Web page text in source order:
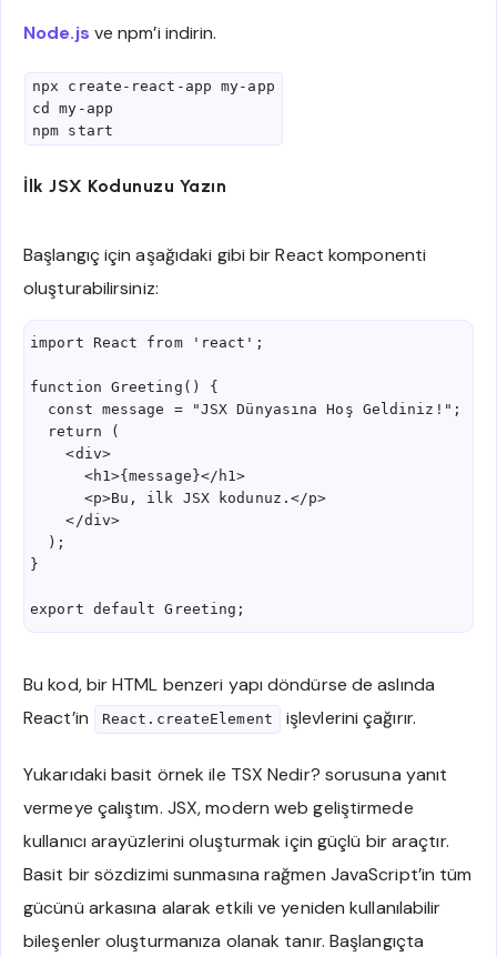
Node.js ve npm’i indirin.
npx create-react-app my-app
cd my-app
npm start
İlk JSX Kodunuzu Yazın
Başlangıç için aşağıdaki gibi bir React komponenti
oluşturabilirsiniz:
import React from 'react';
function Greeting() {
  const message = "JSX Dünyasına Hoş Geldiniz!";
  return (
    <div>
      <h1>{message}</h1>
      <p>Bu, ilk JSX kodunuz.</p>
    </div>
  );
}
export default Greeting;
Bu kod, bir HTML benzeri yapı döndürse de aslında
React’in
React.createElement işlevlerini çağırır.
Yukarıdaki basit örnek ile TSX Nedir? sorusuna yanıt
vermeye çalıştım. JSX, modern web geliştirmede
kullanıcı arayüzlerini oluşturmak için güçlü bir araçtır.
Basit bir sözdizimi sunmasına rağmen JavaScript’in tüm
gücünü arkasına alarak etkili ve yeniden kullanılabilir
bileşenler oluşturmanıza olanak tanır. Başlangıçta